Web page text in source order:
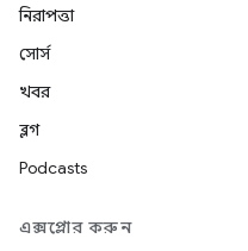
নিরাপত্তা
সোর্স
খবর
ব্লগ
Podcasts
এক্সপ্লোর করুন